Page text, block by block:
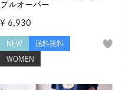
プルオーバー
¥ 6,930
NEW 送料無料
WOMEN